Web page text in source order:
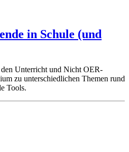
in Schule (und
Unterricht und Nicht OER-
zu unterschiedlichen Themen rund
Tools.